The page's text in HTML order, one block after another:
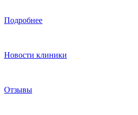
Подробнее
Новости клиники
Отзывы